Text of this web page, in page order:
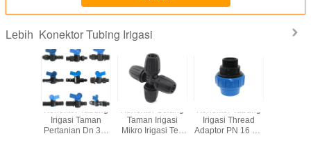
Lebih Konektor Tubing Irigasi
Konektor Tabung
Irigasi Taman
Pertanian Dn 3/4
Konektor Selang
Taman Irigasi
Mikro Irigasi Tee
Konektor Tabung
Irigasi Thread
Adaptor PN 16 PP